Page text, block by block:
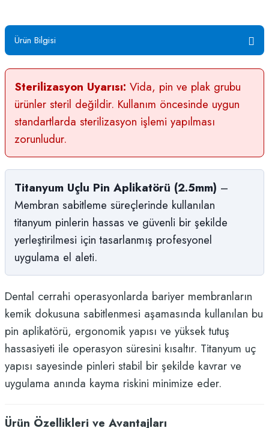
Ürün Bilgisi
Sterilizasyon Uyarısı: Vida, pin ve plak grubu
ürünler steril değildir. Kullanım öncesinde uygun
standartlarda sterilizasyon işlemi yapılması
zorunludur.
Titanyum Uçlu Pin Aplikatörü (2.5mm) –
Membran sabitleme süreçlerinde kullanılan
titanyum pinlerin hassas ve güvenli bir şekilde
yerleştirilmesi için tasarlanmış profesyonel
uygulama el aleti.
Dental cerrahi operasyonlarda bariyer membranların
kemik dokusuna sabitlenmesi aşamasında kullanılan bu
pin aplikatörü, ergonomik yapısı ve yüksek tutuş
hassasiyeti ile operasyon süresini kısaltır. Titanyum uç
yapısı sayesinde pinleri stabil bir şekilde kavrar ve
uygulama anında kayma riskini minimize eder.
Ürün Özellikleri ve Avantajları